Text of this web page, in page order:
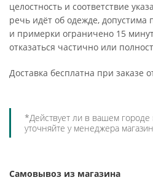
целостность и соответствие
речь идёт об одежде,
и примерки ограничено 15
отказаться частично или
Доставка бесплатна при заказе
*Действует ли в вашем городе
уточняйте у менеджера
Самовывоз из магазина